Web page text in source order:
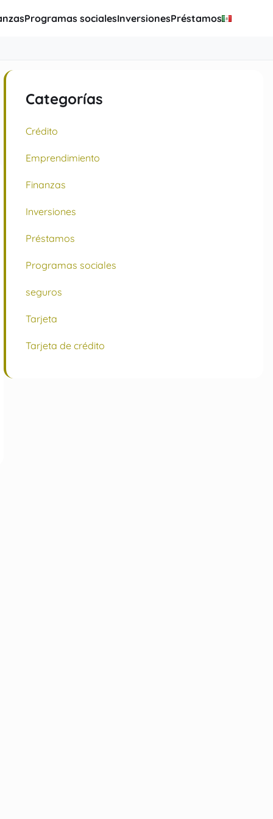
Programas socialesInversionesPréstamos
Categorías
Crédito
Emprendimiento
Finanzas
Inversiones
Préstamos
Programas sociales
seguros
Tarjeta
Tarjeta de crédito